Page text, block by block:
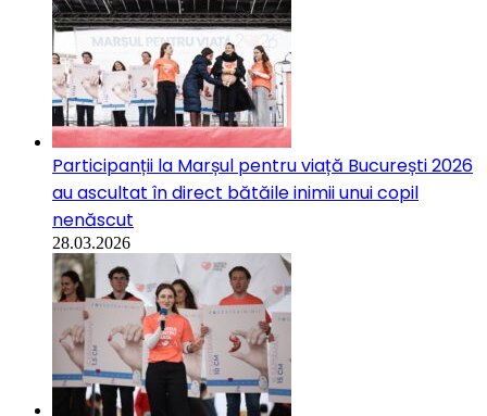
Participanții la Marșul pentru viață București 2026
au ascultat în direct bătăile inimii unui copil
nenăscut
28.03.2026